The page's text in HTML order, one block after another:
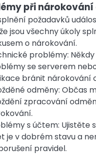
při nárokování
požadavků
jsou všechny úkoly
o nárokování.
problémy:
se serverem
bránit nárokování
odměny: Občas
zpracování
s účtem: Ujistěte
je v dobrém stavu a
pravidel.